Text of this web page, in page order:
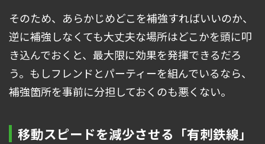
そのため、あらかじめどこを補強すればいいのか、
逆に補強しなくても大丈夫な場所はどこかを頭に叩
き込んでおくと、最大限に効果を発揮できるだろ
う。もしフレンドとパーティーを組んでいるなら、
補強箇所を事前に分担しておくのも悪くない。
移動スピードを減少させる「有刺鉄線」